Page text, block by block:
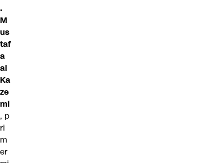
.
M
us
taf
a
al
Ka
ze
mi
, p
ri
m
er